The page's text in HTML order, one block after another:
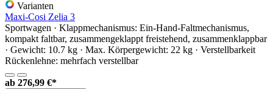
Varianten
Maxi-Cosi Zelia 3
Sportwagen · Klappmechanismus: Ein-Hand-Faltmechanismus,
kompakt faltbar, zusammengeklappt freistehend, zusammenklappbar
· Gewicht: 10.7 kg · Max. Körpergewicht: 22 kg · Verstellbarkeit
Rückenlehne: mehrfach verstellbar
ab 276,99 €*